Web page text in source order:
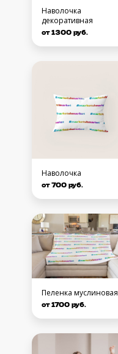
Наволочка
декоративная
от 1300 руб.
Наволочка
от 700 руб.
Пеленка муслиновая
от 1700 руб.